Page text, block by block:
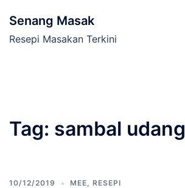
content
Senang Masak
Resepi Masakan Terkini
Tag: sambal udang
10/12/2019 MEE, RESEPI